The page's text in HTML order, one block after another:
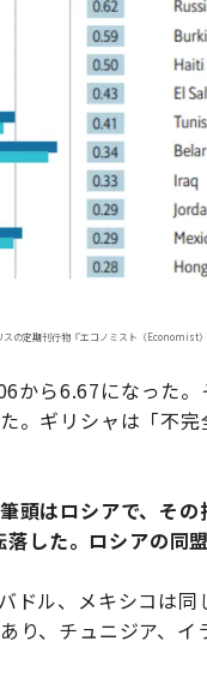
の定期刊行物『エコノミスト（Economist
から6.67になった
。ギリシャは「不
頭はロシアで、そ
した。ロシアの同
ドル、メキシコは
り、チュニジア、